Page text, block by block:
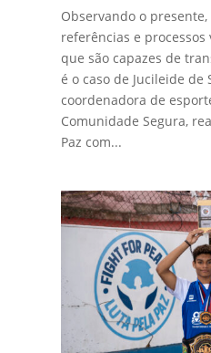
Observando o
referências e
que são capazes de
é o caso de Jucileide de
coordenadora de
Comunidade Segura,
Paz com...